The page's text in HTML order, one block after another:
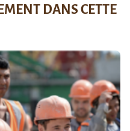
DANS CETTE